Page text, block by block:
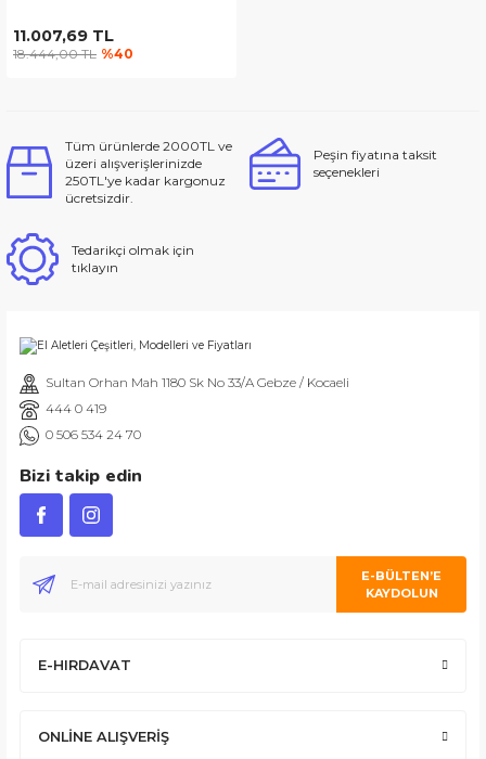
11.007,69 TL
18.444,00 TL %40
Tüm ürünlerde 2000TL ve
üzeri alışverişlerinizde
250TL'ye kadar kargonuz
ücretsizdir.
Peşin fiyatına taksit
seçenekleri
Tedarikçi olmak için
tıklayın
Sultan Orhan Mah 1180 Sk No 33/A Gebze / Kocaeli
444 0 419
0 506 534 24 70
Bizi takip edin
E-BÜLTEN’E
KAYDOLUN
E-HIRDAVAT
ONLİNE ALIŞVERİŞ